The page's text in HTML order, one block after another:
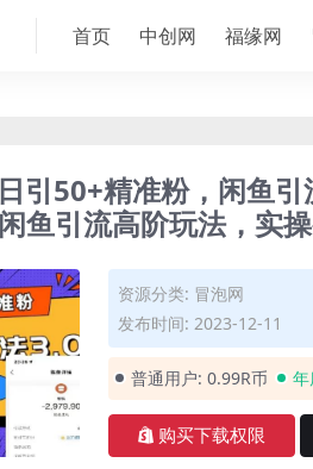
首页 中创网 福缘网
引50+精准粉，闲鱼
鱼引流高阶玩法，实
资源分类: 冒泡网
发布时间: 2023-12-11
普通用户: 0.99R币 年
购买下载权限